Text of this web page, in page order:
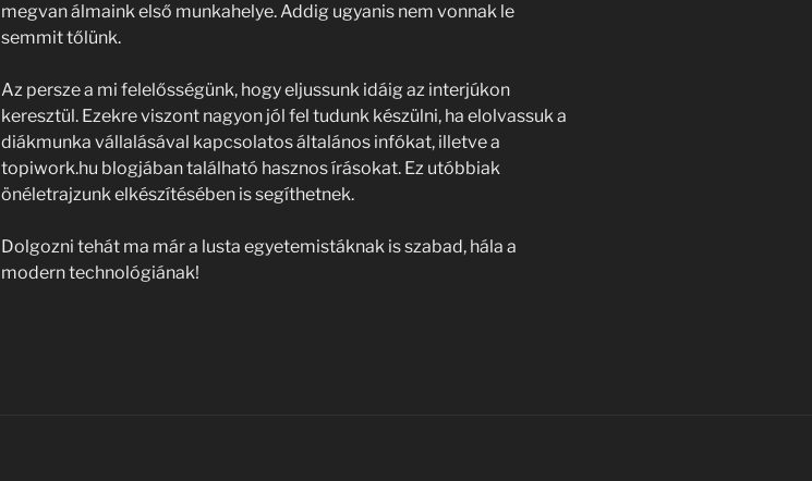
megvan álmaink első munkahelye. Addig ugyanis nem vonnak le
semmit tőlünk.
Az persze a mi felelősségünk, hogy eljussunk idáig az interjúkon
keresztül. Ezekre viszont nagyon jól fel tudunk készülni, ha elolvassuk a
diákmunka vállalásával kapcsolatos általános infókat, illetve a
topiwork.hu blogjában található hasznos írásokat. Ez utóbbiak
önéletrajzunk elkészítésében is segíthetnek.
Dolgozni tehát ma már a lusta egyetemistáknak is szabad, hála a
modern technológiának!